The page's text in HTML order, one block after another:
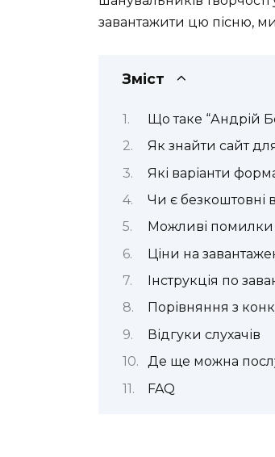
завантажити цю пісню, ми
Зміст
Що таке “Андрій
Як знайти сайт
Які варіанти
Чи є безкоштовні
Можливі помилки
Ціни на
Інструкція по
Порівняння з
Відгуки слухачів
Де ще можна
FAQ